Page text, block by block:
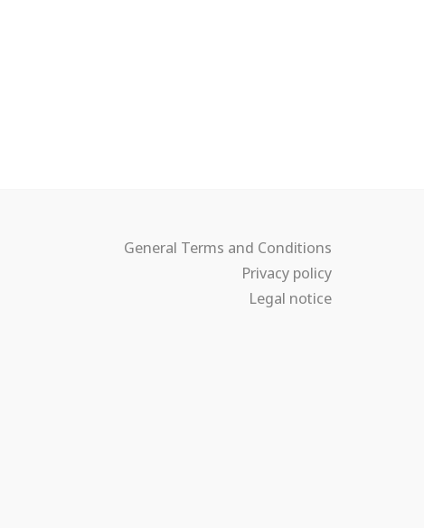
General Terms and Conditions
Privacy policy
Legal notice